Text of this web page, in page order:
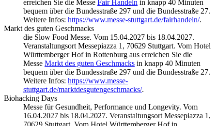
erreichen Sie die Messe Fair Handeln in knapp 40 Minuten
bequem über die Bundesstraße 297 und die Bundesstraße 27.
Weitere Infos: https://www.messe-stuttgart.de/fairhandeln/.
Markt des guten Geschmacks
die Slow Food Messe. Vom 15.04.2027 bis 18.04.2027.
Veranstaltungsort Messepiazza 1, 70629 Stuttgart. Vom Hotel
Württemberger Hof in Rottenburg aus erreichen Sie die
Messe Markt des guten Geschmacks in knapp 40 Minuten
bequem über die Bundesstraße 297 und die Bundesstraße 27.
Weitere Infos: https://www.messe-
stuttgart.de/marktdesgutengeschmacks/.
Biohacking Days
Messe für Gesundheit, Performance und Longevity. Vom
16.04.2027 bis 18.04.2027. Veranstaltungsort Messepiazza 1,
70629 Stuttgart. Vom Hotel Württemberger Hof in